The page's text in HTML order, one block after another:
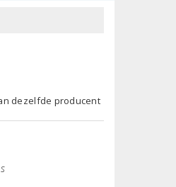
dezelfde producent